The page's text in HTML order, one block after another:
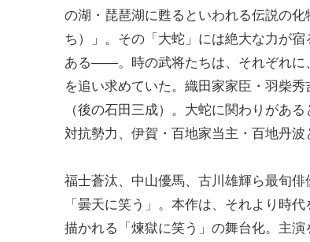
の湖・琵琶湖に甦るといわれる伝説の化
ち）」。その「大蛇」には絶大な力が
ある――。時の武将たちは、それぞれに
を追い求めていた。織田家家臣・羽柴
（後の石田三成）。大蛇に関わりがあ
対抗勢力、伊賀・百地家当主・百地丹
福士蒼汰、中山優馬、古川雄輝ら最旬
「曇天に笑う」。本作は、それより時
描かれる「煉獄に笑う」の舞台化。主